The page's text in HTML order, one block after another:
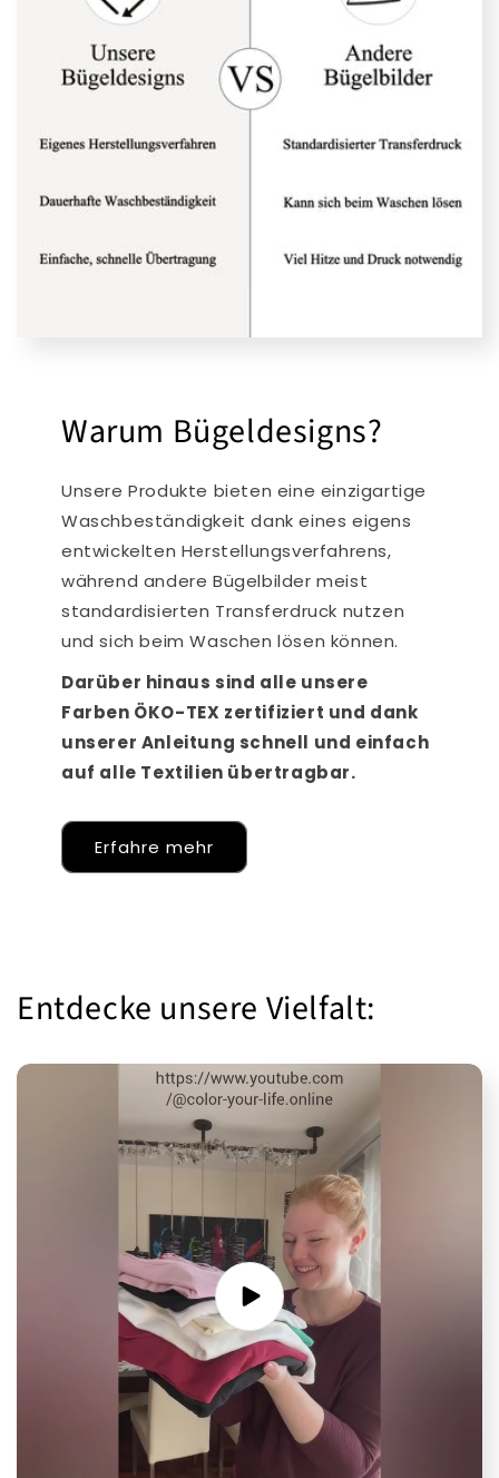
Warum Bügeldesigns?
Unsere Produkte bieten eine einzigartige
Waschbeständigkeit dank eines eigens
entwickelten Herstellungsverfahrens,
während andere Bügelbilder meist
standardisierten Transferdruck nutzen
und sich beim Waschen lösen können.
Darüber hinaus sind alle unsere
Farben ÖKO-TEX zertifiziert und dank
unserer Anleitung schnell und einfach
auf alle Textilien übertragbar.
Erfahre mehr
Entdecke unsere Vielfalt: